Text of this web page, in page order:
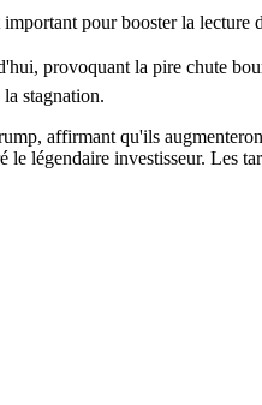
important pour booster la lecture
provoquant la pire chute
stagnation.
affirmant qu'ils
légendaire investisseur. Les